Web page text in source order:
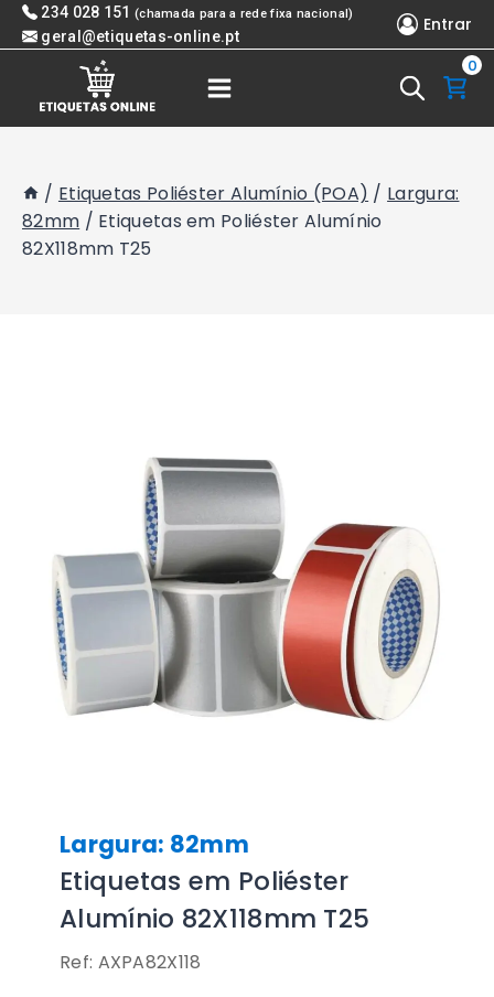
Skip 234 028 151 (chamada para a rede fixa nacional)
geral@etiquetas-online.pt
Entrar
0
/ Etiquetas Poliéster Alumínio (POA) / Largura:
82mm / Etiquetas em Poliéster Alumínio
82X118mm T25
Largura: 82mm
Etiquetas em Poliéster
Alumínio 82X118mm T25
Ref: AXPA82X118